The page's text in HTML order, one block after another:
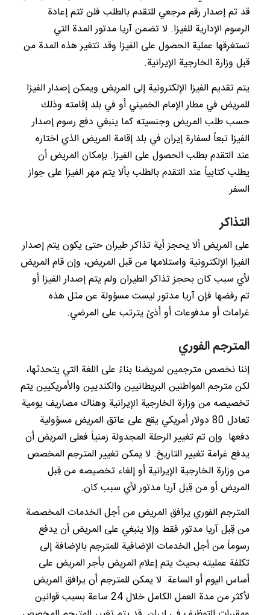
قد تم إصدار رقم مرجعي للتقدم بالطلب فلن تتم إعادة
الرسوم الإدارية للفيزا. لا تضمن آريا مدتور المدة التي
تستغرقها عملية الحصول على الفيزا وقد تتغير هذه المدة من
قبل وزارة الخارجية الإيرانية.
يتم تقديم الفيزا الإلكترونية إلى المريض ويمكن إصدار الفيزا
للمريض في مطار الإمام الخميني أو في بلد إقامته وذلك
حسب طلب المريض وجنسيته كما ينبغي دفع رسوم إصدار
الفيزا تبعاً لسفارة إيران في بلد إقامة المريض الذي اختاره
عند التقدم بطلب الحصول على الفيزا. بإمكان المريض أن
يطلب كتابياً عند التقدم بالطلب بألا يتم مهر الفيزا على جواز
السفر.
التذاكر
على المريض ألا يحجز أية تذاكر طيران حتى يكون يتم إصدار
الفيزا الإلكترونية واستلامها من قبل المريض، وإن قام المريض
لأي سبب كان بحجز تذاكر الطيران ولم يتم إصدار الفيزا أو
تم رفضها فإن آريا مدتور ليست مسؤولة عن مثل هذه
غرامات أو مدفوعات أو أذىً يترتب على المرضي.
المترجم الفوري
إننا نخصص مترجمين لمريضنا بناءً على اللغة التي يتحدثها،
لكن مترجم المواطنين البريطانيين والكنديين والأمريكيين يتم
تخصيصه من وزارة الخارجية الإيرانية وهناك مصاريف يومية
تعادل 80 دولار أمريكي يقع على عاتق المريض مسؤولية
دفعها. وإن تم تغيير الرحلة المجدولة زمنياً فعلى المريض أن
يدفع غرامة تغيير التاريخ. لا يمكن تغيير المترجم المخصص
من وزارة الخارجية الإيرانية أو إلغاء تخصيصه من قِبل
المريض أو من قِبل آريا مدتور لأي سبب كان.
المترجم الفوري يرافق المريض من أجل الخدمات المخصصة
من قِبل آريا مدتور فقط وإلا ينبغي على المريض أن يدفع
رسوماً من أجل الخدمات الإضافية للمترجم بالإضافة إلى
تكلفة عمليته بحيث يتم إعلام المريض بأجر المريض على
أساس اليوم أو الساعة. لا يمكن للمترجم أن يرافق المريض
لأكثر من مدة العمل الكامل خلال 24 ساعة بسبب قوانين